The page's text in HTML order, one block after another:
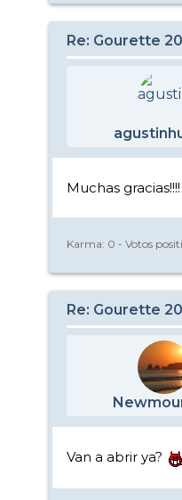
Re: Gourette
Muchas gracias!!!!
Karma: 0 - Votos
Re: Gourette
Van a abrir ya?